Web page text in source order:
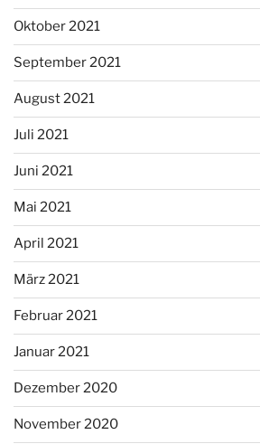
Oktober 2021
September 2021
August 2021
Juli 2021
Juni 2021
Mai 2021
April 2021
März 2021
Februar 2021
Januar 2021
Dezember 2020
November 2020